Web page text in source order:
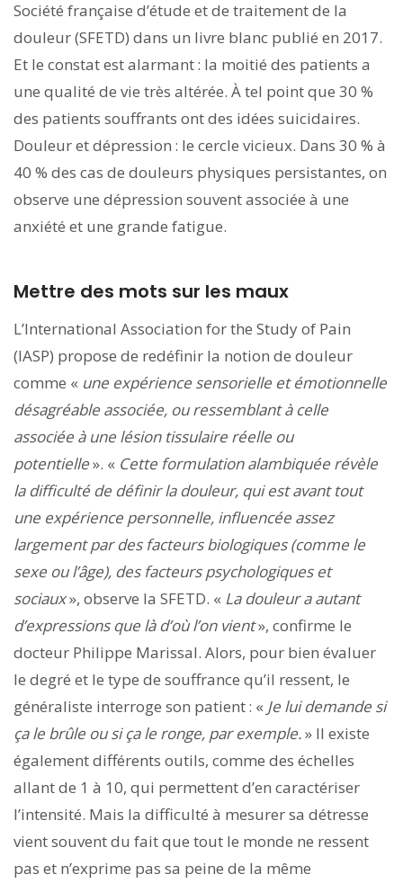
Société française d’étude et de traitement de la
douleur (SFETD) dans un livre blanc publié en 2017.
Et le constat est alarmant : la moitié des patients a
une qualité de vie très altérée. À tel point que 30 %
des patients souffrants ont des idées suicidaires.
Douleur et dépression : le cercle vicieux. Dans 30 % à
40 % des cas de douleurs physiques persistantes, on
observe une dépression souvent associée à une
anxiété et une grande fatigue.
Mettre des mots sur les maux
L’International Association for the Study of Pain
(IASP) propose de redéfinir la notion de douleur
comme « une expérience sensorielle et émotionnelle
désagréable associée, ou ressemblant à celle
associée à une lésion tissulaire réelle ou
potentielle». « Cette formulation alambiquée révèle
la difficulté de définir la douleur, qui est avant tout
une expérience personnelle, influencée assez
largement par des facteurs biologiques (comme le
sexe ou l’âge), des facteurs psychologiques et
sociaux», observe la SFETD. « La douleur a autant
d’expressions que là d’où l’on vient», confirme le
docteur Philippe Marissal. Alors, pour bien évaluer
le degré et le type de souffrance qu’il ressent, le
généraliste interroge son patient : « Je lui demande si
ça le brûle ou si ça le ronge, par exemple.» Il existe
également différents outils, comme des échelles
allant de 1 à 10, qui permettent d’en caractériser
l’intensité. Mais la difficulté à mesurer sa détresse
vient souvent du fait que tout le monde ne ressent
pas et n’exprime pas sa peine de la même